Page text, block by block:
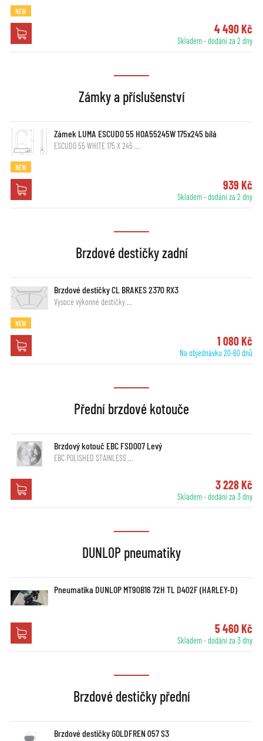
NEW
4 490 Kč
Skladem - dodání za 2 dny
Zámky a příslušenství
Zámek LUMA ESCUDO 55 HOA55245W 175x245 bílá
ESCUDO 55 WHITE 175 X 245 …
NEW
939 Kč
Skladem - dodání za 2 dny
Brzdové destičky zadní
Brzdové destičky CL BRAKES 2370 RX3
Vysoce výkonné destičky …
NEW
1 080 Kč
Na objednávku 20-60 dnů
Přední brzdové kotouče
Brzdový kotouč EBC FSD007 Levý
EBC POLISHED STAINLESS …
3 228 Kč
Skladem - dodání za 3 dny
DUNLOP pneumatiky
Pneumatika DUNLOP MT90B16 72H TL D402F (HARLEY-D)
5 460 Kč
Skladem - dodání za 3 dny
Brzdové destičky přední
Brzdové destičky GOLDFREN 057 S3